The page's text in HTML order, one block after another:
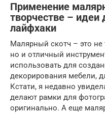
Применение
творчестве – идеи
лайфхаки
Малярный скотч – это
но и отличный
использовать для
декорирования мебели,
Кстати, я недавно
делают рамки для
оригинально. А еще